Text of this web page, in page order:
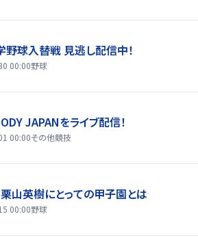
野球入替戦 見逃し配信中！
00:00野球
JAPANをライブ配信！
00:00その他競技
山英樹にとっての甲子園とは
00:00野球